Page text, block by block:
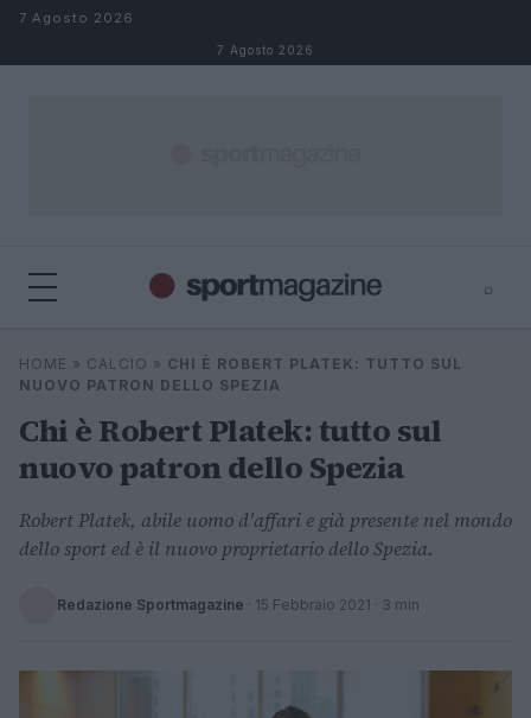
Salta al contenuto
7 Agosto 2026
7 Agosto 2026
⌕
Cerca
HOME » CALCIO » CHI È ROBERT PLATEK: TUTTO SUL
NUOVO PATRON DELLO SPEZIA
Chi è Robert Platek: tutto sul
nuovo patron dello Spezia
Robert Platek, abile uomo d'affari e già presente nel mondo
dello sport ed è il nuovo proprietario dello Spezia.
Redazione Sportmagazine · 15 Febbraio 2021 · 3 min